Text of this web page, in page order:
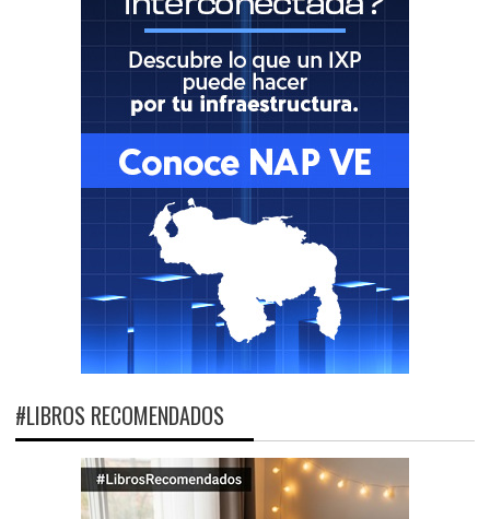
#LIBROS RECOMENDADOS